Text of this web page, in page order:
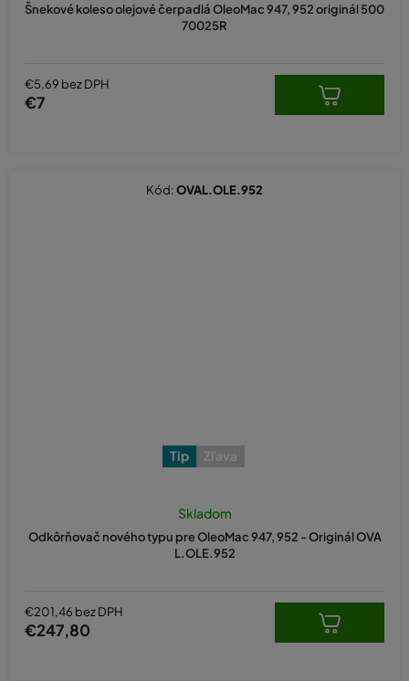
Šnekové koleso olejové čerpadlá OleoMac 947, 952 originál 500
70025R
€5,69 bez DPH
€7
Tip Zľava
Odkôrňovač nového typu pre OleoMac 947, 952 - Originál OVA
L.OLE.952
Skladom
€201,46 bez DPH
€247,80
Kód:OVAL.OLE.952